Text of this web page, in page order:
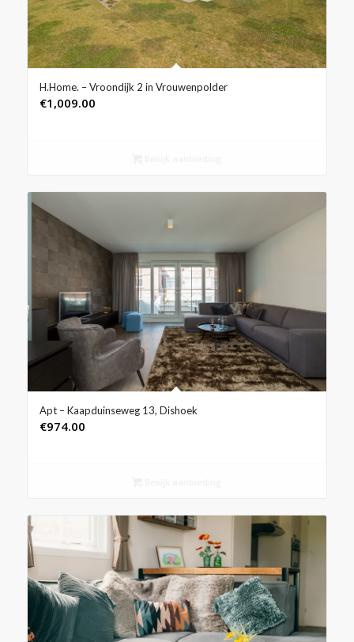
H.Home. – Vroondijk 2 in Vrouwenpolder
€1,009.00
Apt – Kaapduinseweg 13, Dishoek
€974.00